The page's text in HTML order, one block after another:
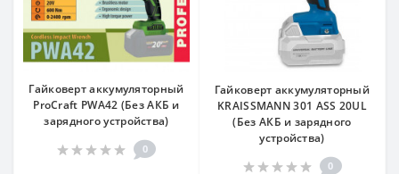
Гайковерт аккумуляторный
ProCraft PWA42 (Без АКБ и
зарядного устройства)
0
Гайковерт аккумуляторный
KRAISSMANN 301 ASS 20UL
(Без АКБ и зарядного
устройства)
0